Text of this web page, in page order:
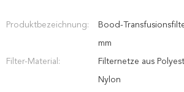
Produktbezeichnung: Bood-
mm
Filter-Material: Filternetze aus
Nylon